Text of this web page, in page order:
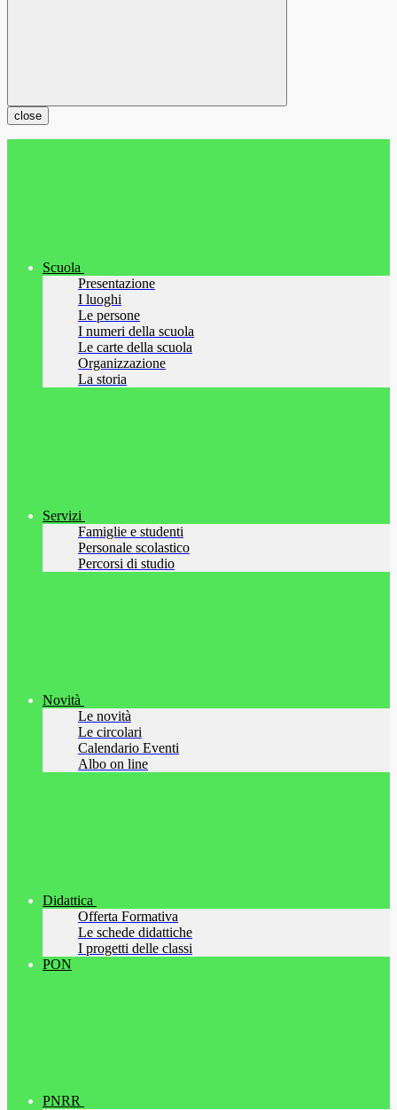
close
Scuola
Presentazione
I luoghi
Le persone
I numeri della scuola
Le carte della scuola
Organizzazione
La storia
Servizi
Famiglie e studenti
Personale scolastico
Percorsi di studio
Novità
Le novità
Le circolari
Calendario Eventi
Albo on line
Didattica
Offerta Formativa
Le schede didattiche
I progetti delle classi
PON
PNRR